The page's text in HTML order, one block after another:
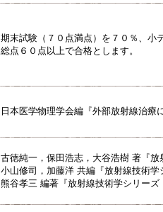
期末試験（７０点満点）を７０％、小
総点６０点以上で合格とします。
日本医学物理学会編『外部放射線治療
古徳純一，保田浩志，大谷浩樹 著『放
小山修司，加藤洋 共編『放射線技術学
熊谷孝三 編著『放射線技術学シリーズ